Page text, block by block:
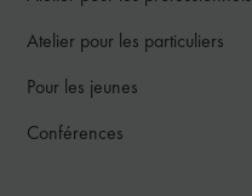
Atelier pour les particuliers
Pour les jeunes
Conférences